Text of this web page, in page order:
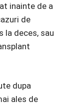
inainte de a
de
la deces, sau
dupa
ales de